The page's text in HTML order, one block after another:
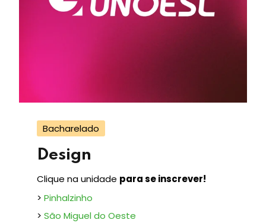
Bacharelado
Design
Clique na unidade para se inscrever!
> Pinhalzinho
> São Miguel do Oeste